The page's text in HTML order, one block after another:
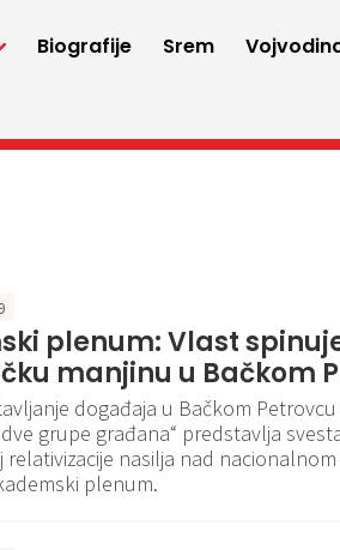
Biografije Srem
plenum: Vlast
manjinu u Bačkom
događaja u Bačkom
grupe građana“ predstavlja
relativizacije nasilja nad
plenum.